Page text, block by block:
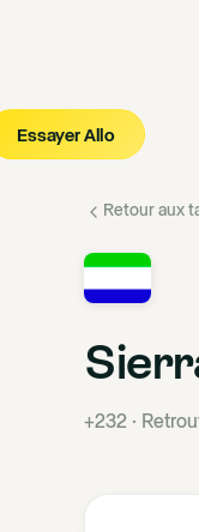
Essayer Allo
Retour aux
+232 ·